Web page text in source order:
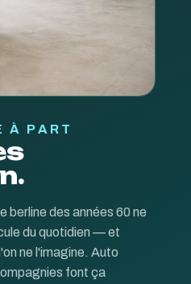
À PART
berline des années 60 ne
du quotidien — et
ne l'imagine. Auto
font ça